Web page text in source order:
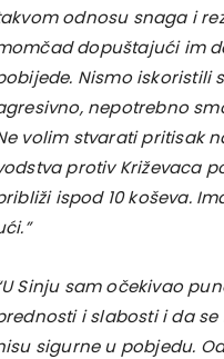
odnosu snaga i
dopuštajući im
Nismo iskoristili
nepotrebno
volim stvarati pritisak
protiv Križevaca
ispod 10 koševa.
Sinju sam očekivao
i slabosti i da
sigurne u pobjedu.